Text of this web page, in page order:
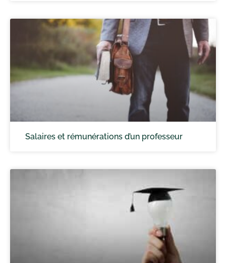
Salaires et rémunérations d’un professeur